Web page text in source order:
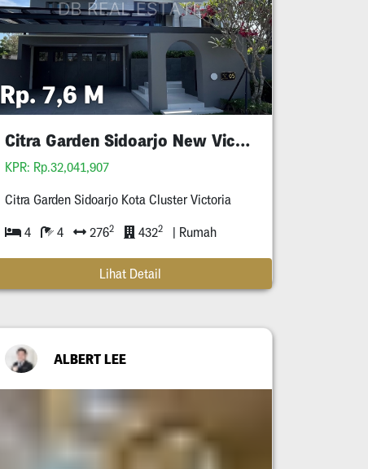
Rp. 7,6 M
Citra Garden Sidoarjo New Victoria
KPR: Rp.32,041,907
Citra Garden Sidoarjo Kota Cluster Victoria
4 4 2762 4322 | Rumah
Lihat Detail
ALBERT LEE